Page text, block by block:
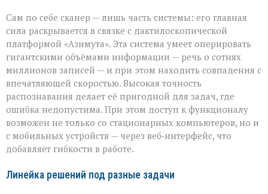
Сам по себе сканер — лишь часть системы: его главная
сила раскрывается в связке с дактилоскопической
платформой «Азимута». Эта система умеет оперировать
гигантскими объёмами информации — речь о сотнях
миллионов записей — и при этом находить совпадения с
впечатляющей скоростью. Высокая точность
распознавания делает её пригодной для задач, где
ошибка недопустима. При этом доступ к функционалу
возможен не только со стационарных компьютеров, но и
с мобильных устройств — через веб‑интерфейс, что
добавляет гибкости в работе.
Линейка решений под разные задачи